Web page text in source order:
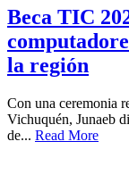
Beca TIC
la región
Con una ceremonia
Vichuquén, Junaeb
de... Read More